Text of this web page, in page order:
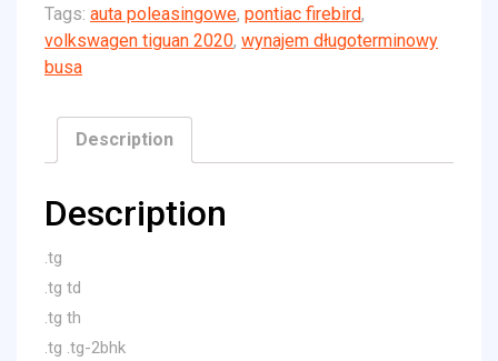
Tags: auta poleasingowe, pontiac firebird,
volkswagen tiguan 2020, wynajem długoterminowy
busa
Description
Description
.tg
.tg td
.tg th
.tg .tg-2bhk